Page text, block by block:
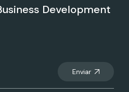
Development
Enviar